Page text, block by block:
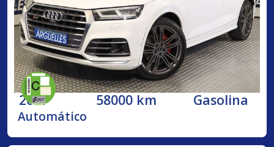
2017 58000 km Gasolina
Automático